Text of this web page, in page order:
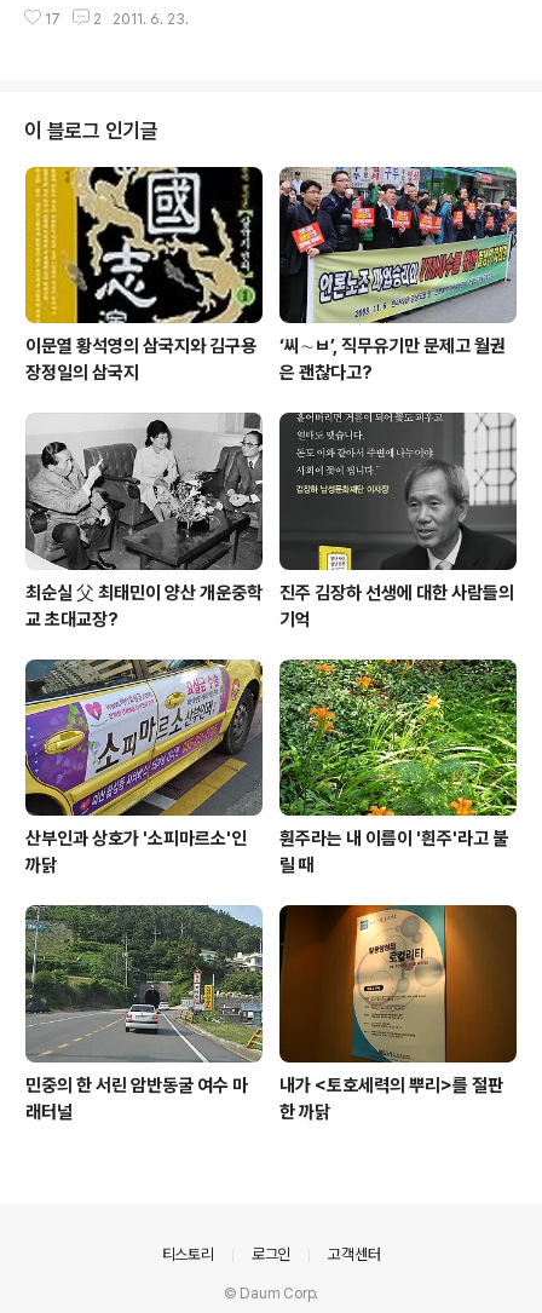
치기", "결국은 지는 싸움일 수밖에 없다"고 했기 때문입니
런 말을 쓴답니다. "니는 그거를 뭐 그리 디비 쪼아노?" 이
조금씩조금씩 조심스레 들여다봅니다. 그런데, 이렇게 바
짝 '쪼으고' 있는데, 문제의 화투짝이 '디비져(뒤집어져)' 있
는 것입니다. 그러니까 조심스레 '쪼으는' 일이 '디비진' 화
투짝 때문에 '말짱 도로묵'이 돼 버리고 더 나아가 상대에게
패가 읽히는 불이익까지 당하게 됩니다. 6월 17일 남해에
갔다..
17 2 2011. 6. 23.
이 블로그 인기글
이문열 황석영의 삼국지와 김구용
장정일의 삼국지
‘씨∼ㅂ’, 직무유기만 문제고 월권
은 괜찮다고?
최순실 父 최태민이 양산 개운중학
교 초대교장?
진주 김장하 선생에 대한 사람들의
기억
산부인과 상호가 '소피마르소'인
까닭
훤주라는 내 이름이 '흰주'라고 불
릴 때
민중의 한 서린 암반동굴 여수 마
래터널
내가 <토호세력의 뿌리>를 절판
한 까닭
티스토리 로그인 고객센터
© Daum Corp.